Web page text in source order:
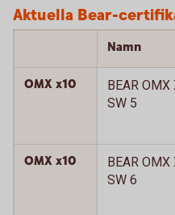
Aktuella Bear-
Namn
OMX x10
BEAR OMX
SW 5
OMX x10
BEAR OMX
SW 6